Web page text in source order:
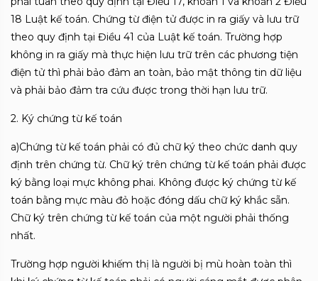
18 Luật kế toán. Chứng từ điện tử được in ra giấy và lưu trữ
theo quy định tại Điều 41 của Luật kế toán. Trường hợp
không in ra giấy mà thực hiện lưu trữ trên các phương tiện
điện tử thì phải bảo đảm an toàn, bảo mật thông tin dữ liệu
và phải bảo đảm tra cứu được trong thời hạn lưu trữ.
2. Ký chứng từ kế toán
a)Chứng từ kế toán phải có đủ chữ ký theo chức danh quy
định trên chứng từ. Chữ ký trên chứng từ kế toán phải được
ký bằng loại mực không phai. Không được ký chứng từ kế
toán bằng mực màu đỏ hoặc đóng dấu chữ ký khắc sẵn.
Chữ ký trên chứng từ kế toán của một người phải thống
nhất.
Trường hợp người khiếm thị là người bị mù hoàn toàn thì